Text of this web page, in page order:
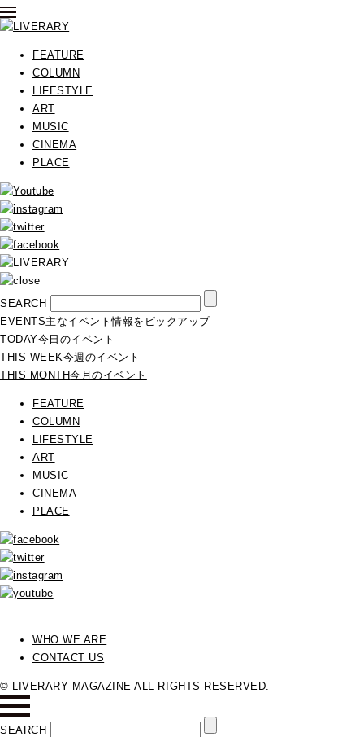
FEATURE
COLUMN
LIFESTYLE
ART
MUSIC
CINEMA
PLACE
SEARCH
EVENTS主なイベント情報をピックアップ
TODAY今日のイベント
THIS WEEK今週のイベント
THIS MONTH今月のイベント
FEATURE
COLUMN
LIFESTYLE
ART
MUSIC
CINEMA
PLACE
WHO WE ARE
CONTACT US
© LIVERARY MAGAZINE ALL RIGHTS RESERVED.
SEARCH